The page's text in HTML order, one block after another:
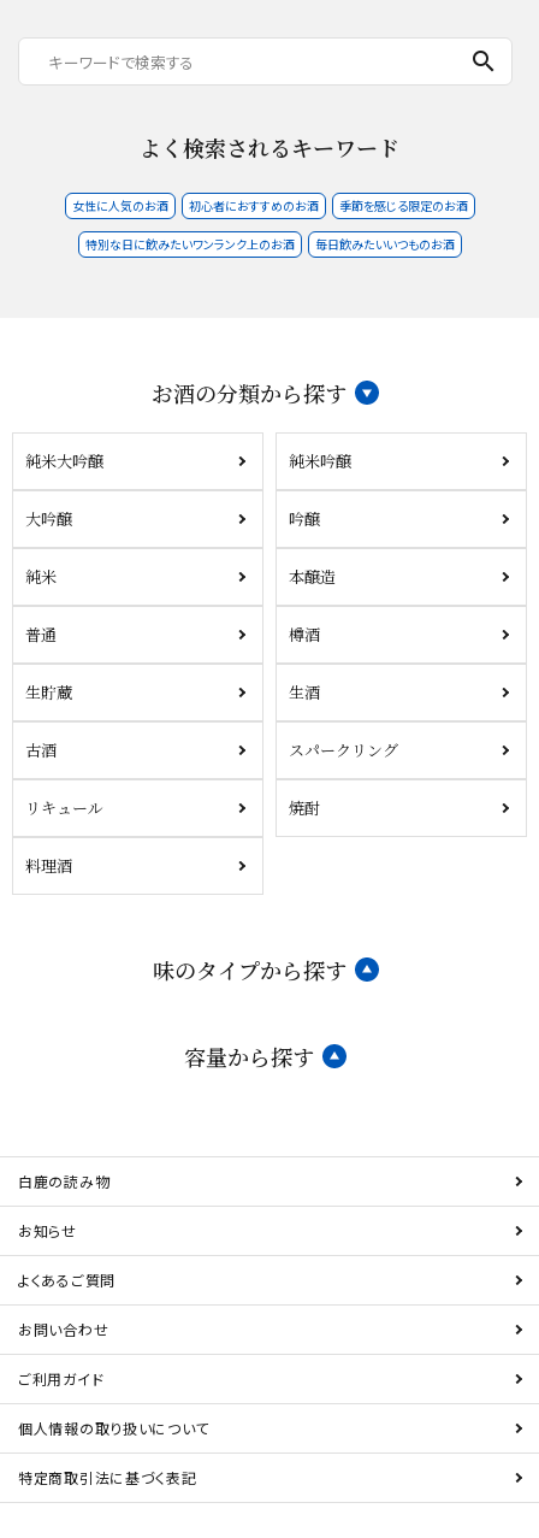
search
よく検索されるキーワード
女性に人気のお酒 初心者におすすめのお酒 季節を感じる限定のお酒
特別な日に飲みたいワンランク上のお酒 毎日飲みたいいつものお酒
お酒の分類から探す
純米大吟醸 純米吟醸
大吟醸 吟醸
純米 本醸造
普通 樽酒
生貯蔵 生酒
古酒 スパークリング
リキュール 焼酎
料理酒
味のタイプから探す
容量から探す
白鹿の読み物
お知らせ
よくあるご質問
お問い合わせ
ご利用ガイド
個人情報の取り扱いについて
特定商取引法に基づく表記